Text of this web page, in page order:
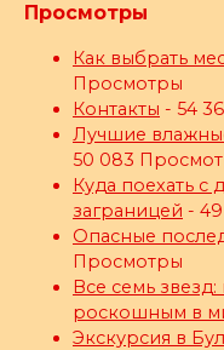
Просмотры
Как выбрать
Просмотры
Контакты - 54
Лучшие
50 083
Куда поехать с
заграницей -
Опасные
Просмотры
Все семь
роскошным в
Экскурсия в